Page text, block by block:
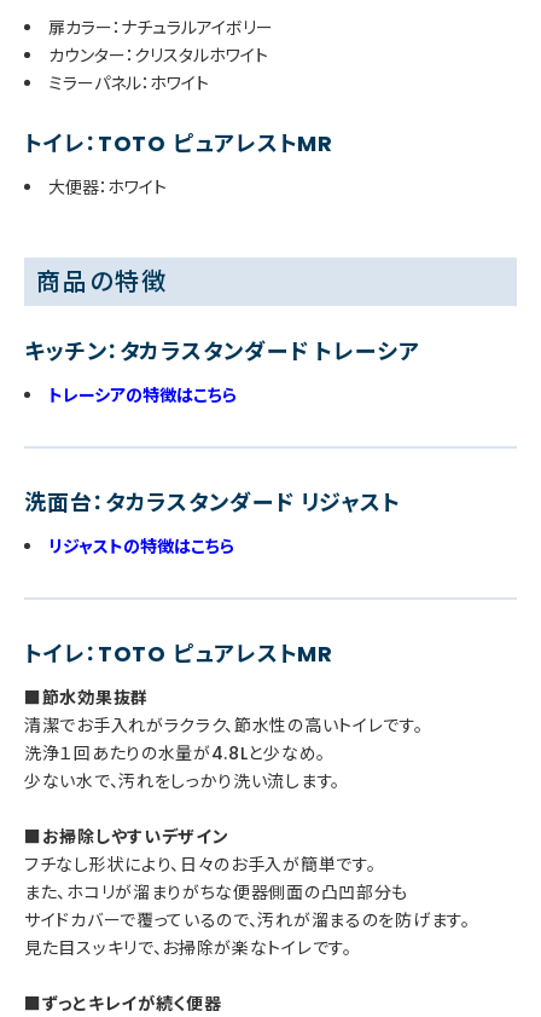
扉カラー：ナチュラルアイボリー
カウンター：クリスタルホワイト
ミラーパネル：ホワイト
トイレ：TOTO ピュアレストMR
大便器：ホワイト
商品の特徴
キッチン：タカラスタンダード トレーシア
トレーシアの特徴はこちら
洗面台：タカラスタンダード リジャスト
リジャストの特徴はこちら
トイレ：TOTO ピュアレストMR
■節水効果抜群
清潔でお手入れがラクラク、節水性の高いトイレです。
洗浄１回あたりの水量が4.8Lと少なめ。
少ない水で、汚れをしっかり洗い流します。
■お掃除しやすいデザイン
フチなし形状により、日々のお手入が簡単です。
また、ホコリが溜まりがちな便器側面の凸凹部分も
サイドカバーで覆っているので、汚れが溜まるのを防げます。
見た目スッキリで、お掃除が楽なトイレです。
■ずっとキレイが続く便器